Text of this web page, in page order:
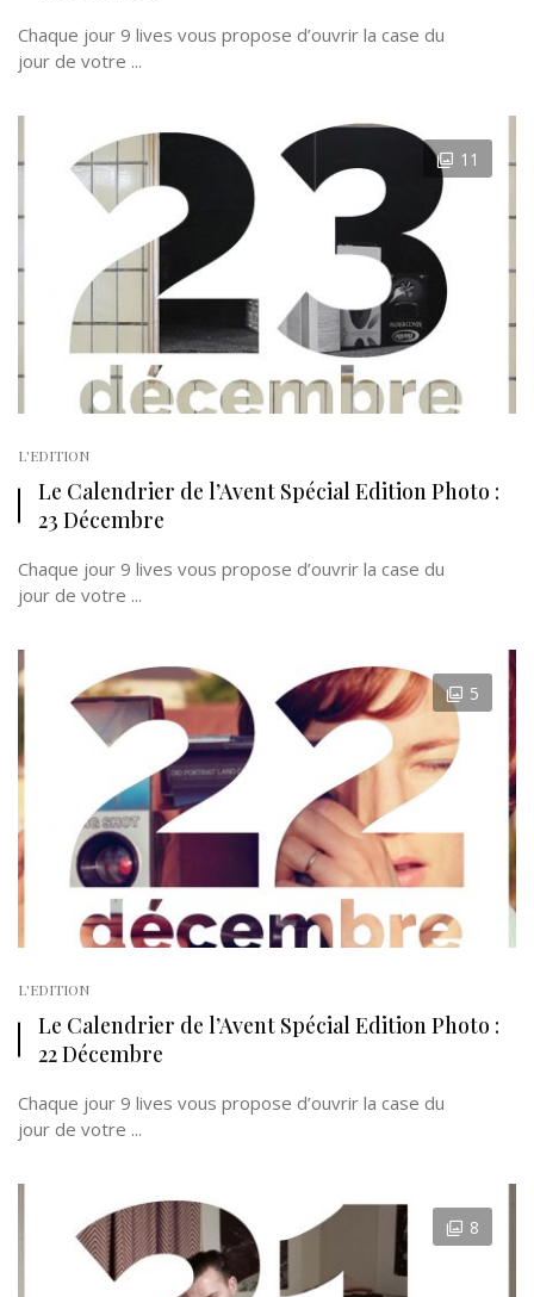
Chaque jour 9 lives vous propose d’ouvrir la case du
jour de votre ...
11
L'EDITION
Le Calendrier de l’Avent Spécial Edition Photo :
23 Décembre
Chaque jour 9 lives vous propose d’ouvrir la case du
jour de votre ...
5
L'EDITION
Le Calendrier de l’Avent Spécial Edition Photo :
22 Décembre
Chaque jour 9 lives vous propose d’ouvrir la case du
jour de votre ...
8